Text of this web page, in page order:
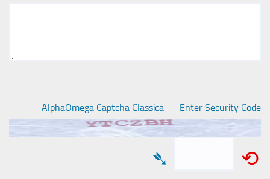
AlphaOmega Captcha Classica – Enter Security Code
⟲
➴